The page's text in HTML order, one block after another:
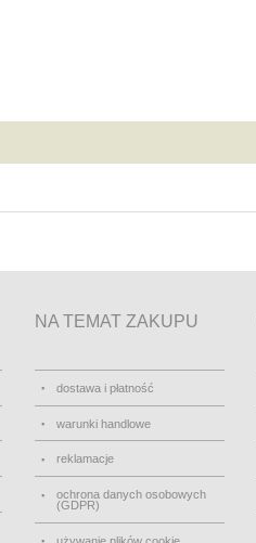
NA TEMAT ZAKUPU
dostawa i płatność
warunki handlowe
reklamacje
ochrona danych osobowych
(GDPR)